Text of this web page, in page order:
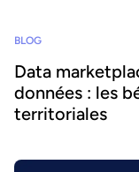
BLOG
Data
données : les
territoriales